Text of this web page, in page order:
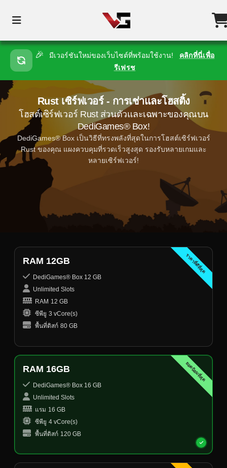
🎉 มีเวอร์ชันใหม่ของเว็บไซต์ที่พร้อมใช้งาน!
คลิกที่นี่เพื่อ
รีเฟรช
Rust เซิร์ฟเวอร์ - การเช่าและโฮสติ้ง
โฮสต์เซิร์ฟเวอร์ Rust ส่วนตัวและเฉพาะของคุณบน
DediGames® Box!
DediGames® Box เป็นวิธีที่ทรงพลังที่สุดในการโฮสต์เซิร์ฟเวอร์
Rust ของคุณ แผงควบคุมที่รวดเร็วสูงสุด รองรับหลายเกมและ
หลายเซิร์ฟเวอร์!
ราคาที่ดีที่สุด
RAM 12GB
DediGames® Box 12 GB
Unlimited Slots
RAM 12 GB
ซีพียู 3 vCore(s)
พื้นที่ดิสก์ 80 GB
ยอดนิยมที่สุด
RAM 16GB
DediGames® Box 16 GB
Unlimited Slots
แรม 16 GB
ซีพียู 4 vCore(s)
พื้นที่ดิสก์ 120 GB